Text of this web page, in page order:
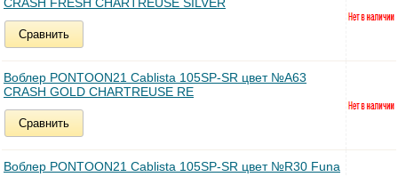
CRASH FRESH CHARTREUSE SILVER
Сравнить
Воблер PONTOON21 Cablista 105SP-SR цвет №A63
CRASH GOLD CHARTREUSE RE
Сравнить
Воблер PONTOON21 Cablista 105SP-SR цвет №R30 Funa